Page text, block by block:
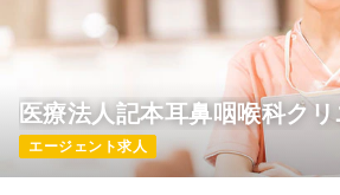
医療法人記本耳鼻咽喉科ク
エージェント求人